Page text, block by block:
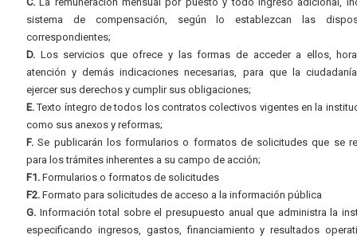
sistema de compensación, según lo establezcan las
correspondientes;
D. Los servicios que ofrece y las formas de acceder a ellos,
atención y demás indicaciones necesarias, para que la
ejercer sus derechos y cumplir sus obligaciones;
E.Texto íntegro de todos los contratos colectivos vigentes en la
como sus anexos y reformas;
F. Se publicarán los formularios o formatos de solicitudes que se
para los trámites inherentes a su campo de acción;
F1. Formularios o formatos de solicitudes
F2. Formato para solicitudes de acceso a la información pública
G. Información total sobre el presupuesto anual que administra la
especificando ingresos, gastos, financiamiento y resultados